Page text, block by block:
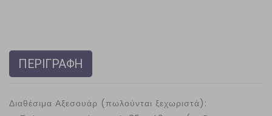
ΠΕΡΙΓΡΑΦΗ
Διαθέσιμα Αξεσουάρ (πωλούνται ξεχωριστά):